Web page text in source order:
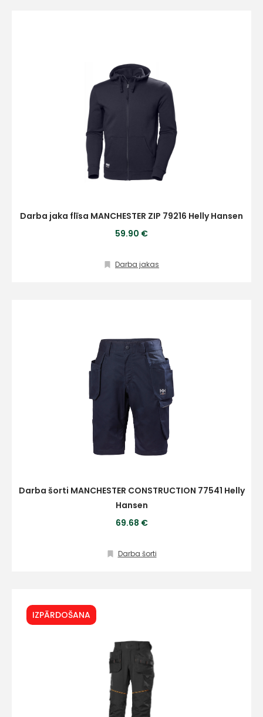
Darba jaka flīsa MANCHESTER ZIP 79216 Helly Hansen
59.90 €
Darba jakas
Darba šorti MANCHESTER CONSTRUCTION 77541 Helly
Hansen
69.68 €
Darba šorti
IZPĀRDOŠANA